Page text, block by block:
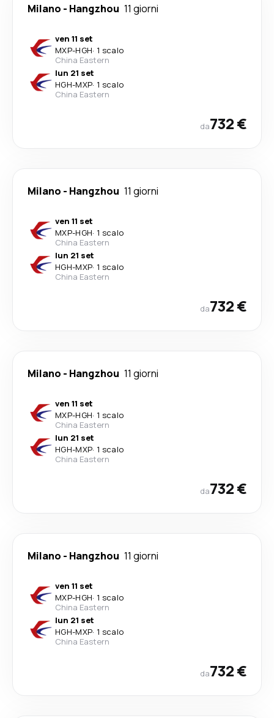
Milano - Hangzhou 11 giorni
ven 11 set
MXP-HGH· 1 scalo
China Eastern
lun 21 set
HGH-MXP· 1 scalo
China Eastern
da732 €
Milano - Hangzhou 11 giorni
ven 11 set
MXP-HGH· 1 scalo
China Eastern
lun 21 set
HGH-MXP· 1 scalo
China Eastern
da732 €
Milano - Hangzhou 11 giorni
ven 11 set
MXP-HGH· 1 scalo
China Eastern
lun 21 set
HGH-MXP· 1 scalo
China Eastern
da732 €
Milano - Hangzhou 11 giorni
ven 11 set
MXP-HGH· 1 scalo
China Eastern
lun 21 set
HGH-MXP· 1 scalo
China Eastern
da732 €